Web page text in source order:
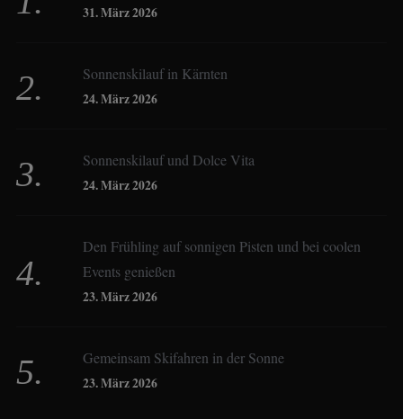
Birgit Werner
Christoph Schrahe
Derk Hoberg
Dominique Schroller
31. März 2026
Sonnenskilauf in Kärnten
24. März 2026
Sonnenskilauf und Dolce Vita
24. März 2026
Den Frühling auf sonnigen Pisten und bei coolen
Events genießen
23. März 2026
Gemeinsam Skifahren in der Sonne
23. März 2026